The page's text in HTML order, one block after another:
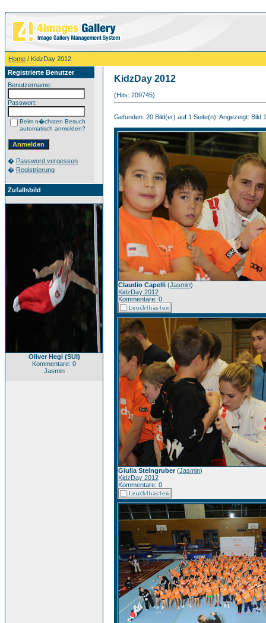
Home / KidzDay 2012
Registrierte Benutzer
Benutzername:
Passwort:
Beim n�chsten Besuch
automatisch anmelden?
� Password vergessen
� Registrierung
Zufallsbild
Oliver Hegi (SUI)
Kommentare: 0
Jasmin
KidzDay 2012
(Hits: 209745)
Gefunden: 20 Bild(er) auf 1 Seite(n). Angezeigt: Bild
Claudio Capelli (Jasmin)
KidzDay 2012
Kommentare: 0
Giulia Steingruber(Jasmin)
KidzDay 2012
Kommentare: 0